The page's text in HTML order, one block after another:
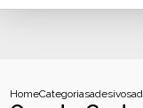
HomeCategoriasadesivos